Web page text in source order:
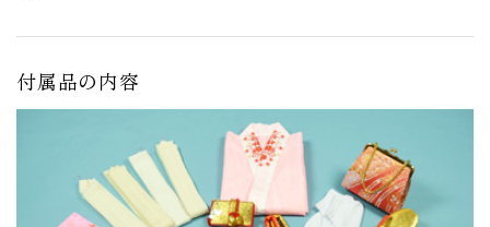
付属品の内容